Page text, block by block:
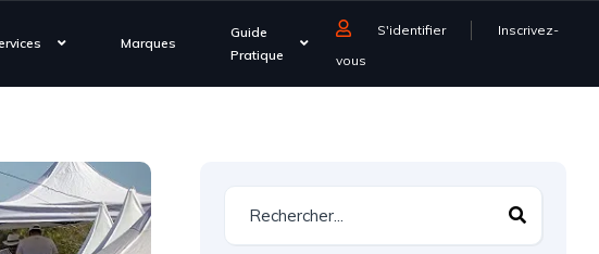
Marques
Guide
Pratique
S'identifier
Inscrivez-
vous